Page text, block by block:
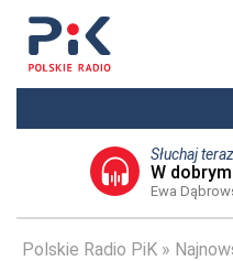
Słuchaj teraz
W
Ewa
Polskie Radio PiK